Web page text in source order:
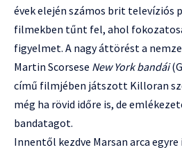
évek elején számos brit televíziós
filmekben tűnt fel, ahol
figyelmet. A nagy áttörést a
Martin Scorsese New York bandái
című filmjében játszott Killoran
még ha rövid időre is, de
bandatagot.
Innentől kezdve Marsan arca